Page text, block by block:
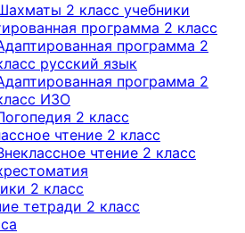
2 класс учебники
программа 2 класс
программа 2
русский язык
программа 2
ИЗО
2 класс
чтение 2 класс
чтение 2 класс
2 класс
тетради 2 класс